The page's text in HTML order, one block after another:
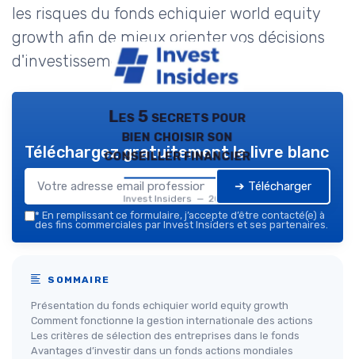
les risques du fonds echiquier world equity
growth afin de mieux orienter vos décisions
d'investissement.
Les 5 secrets pour
bien choisir son
conseiller financier
Invest Insiders — 2026
Téléchargez gratuitement le livre blanc
➔ Télécharger
* En remplissant ce formulaire, j’accepte d’être contacté(e) à
des fins commerciales par Invest Insiders et ses partenaires.
SOMMAIRE
Présentation du fonds echiquier world equity growth
Comment fonctionne la gestion internationale des actions
Les critères de sélection des entreprises dans le fonds
Avantages d’investir dans un fonds actions mondiales